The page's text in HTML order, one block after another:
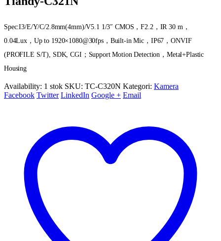
Spec:I3/E/Y/C/2.8mm(4mm)/V5.1 1/3″ CMOS，F2.2，IR 30 m，
0.04Lux，Up to 1920×1080@30fps，Built-in Mic，IP67，ONVIF
(PROFILE S/T), SDK, CGI；Support Motion Detection，Metal+Plastic
Housing
Availability: 1 stok SKU: TC-C320N Kategori: Kamera
Facebook Twitter LinkedIn Google + Email